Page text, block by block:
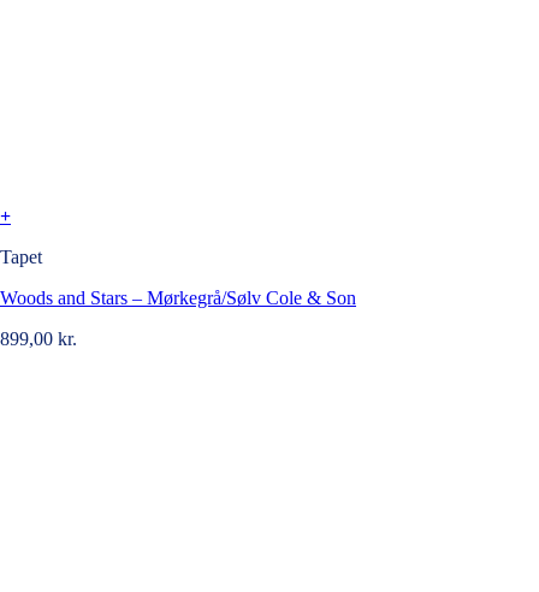
+
Tapet
Woods and Stars – Mørkegrå/Sølv Cole & Son
899,00 kr.